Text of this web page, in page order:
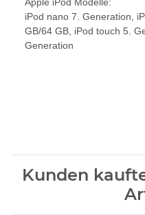
iPod nano 7. Generation,
GB/64 GB, iPod touch 5.
Generation
Kunden